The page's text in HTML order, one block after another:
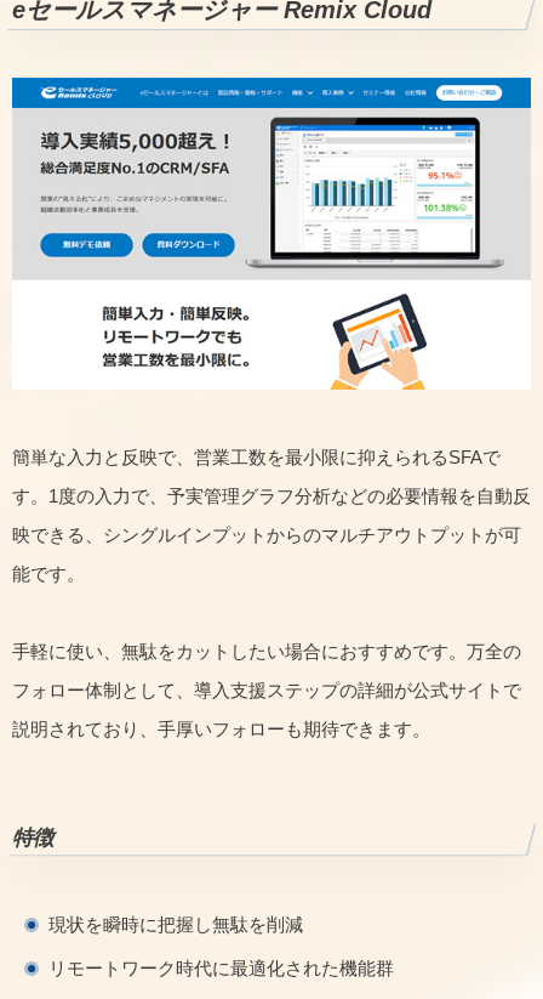
eセールスマネージャー Remix Cloud
簡単な入力と反映で、営業工数を最小限に抑えられるSFAで
す。1度の入力で、予実管理グラフ分析などの必要情報を自動反
映できる、シングルインプットからのマルチアウトプットが可
能です。
手軽に使い、無駄をカットしたい場合におすすめです。万全の
フォロー体制として、導入支援ステップの詳細が公式サイトで
説明されており、手厚いフォローも期待できます。
特徴
現状を瞬時に把握し無駄を削減
リモートワーク時代に最適化された機能群